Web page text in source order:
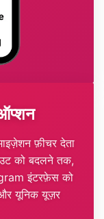
फ़ीचर देता
को बदलने तक,
इंटरफ़ेस को
यूनिक यूज़र